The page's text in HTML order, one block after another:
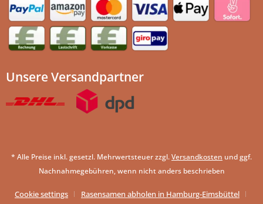
Unsere Versandpartner
* Alle Preise inkl. gesetzl. Mehrwertsteuer zzgl.Versandkosten und ggf.
Nachnahmegebühren, wenn nicht anders beschrieben
Cookie settings Rasensamen abholen in Hamburg-Eimsbüttel